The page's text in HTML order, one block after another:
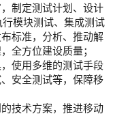
制定测试计划、设计
模块测试、集成测试
标准，分析、推动解
全方位建设质量；
使用多维的测试手段
安全测试等，保障移
技术方案，推进移动